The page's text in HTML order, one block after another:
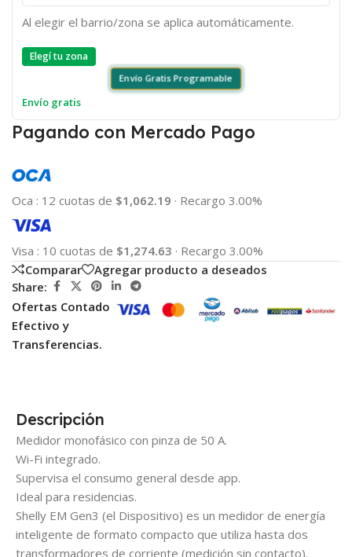
Al elegir el barrio/zona se aplica automáticamente.
Elegí tu zona
Envío Gratis Programable
Envío gratis
Pagando con Mercado Pago
Oca : 12 cuotas de $1,062.19 · Recargo 3.00%
Visa : 10 cuotas de $1,274.63 · Recargo 3.00%
Comparar
Agregar producto a deseados
Share:
Ofertas Contado
Efectivo y
Transferencias.
Descripción
Medidor monofásico con pinza de 50 A.
Wi-Fi integrado.
Supervisa el consumo general desde app.
Ideal para residencias.
Shelly EM Gen3 (el Dispositivo) es un medidor de energía
inteligente de formato compacto que utiliza hasta dos
transformadores de corriente (medición sin contacto).